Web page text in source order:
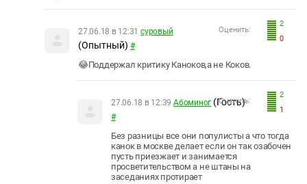
2
0
Оценить:
27.06.18 в 12:31 суровый
(Опытный) #
😂Поддержал критику Каноков,а не Коков.
2
1
Оценить:
27.06.18 в 12:39 Абоминог (Гость)
#
Без разницы все они популисты а что тогда
канок в москве делает если он так озабочен
пусть приезжает и занимается
просветительством а не штаны на
заседаниях протирает